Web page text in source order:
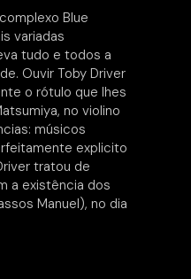
Blue
variadas
tudo e todos a
Ouvir Toby Driver
o rótulo que lhes
no violino
músicos
explicito
tratou de
a existência dos
Manuel), no dia